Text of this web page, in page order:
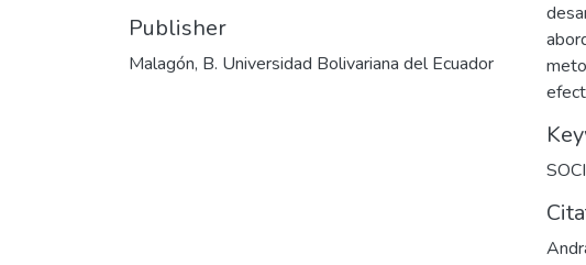
Publisher
Malagón, B. Universidad Bolivariana del Ecuador